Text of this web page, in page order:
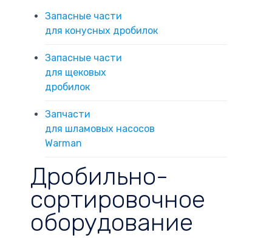
Запасные части
для конусных дробилок
Запасные части
для щековых
дробилок
Запчасти
для шламовых насосов
Warman
Дробильно-
сортировочное
оборудование